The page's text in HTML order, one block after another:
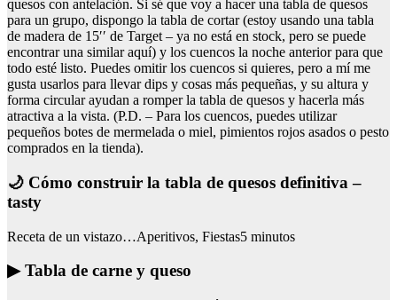
quesos con antelación. Si sé que voy a hacer una tabla de quesos
para un grupo, dispongo la tabla de cortar (estoy usando una tabla
de madera de 15′′ de Target – ya no está en stock, pero se puede
encontrar una similar aquí) y los cuencos la noche anterior para que
todo esté listo. Puedes omitir los cuencos si quieres, pero a mí me
gusta usarlos para llevar dips y cosas más pequeñas, y su altura y
forma circular ayudan a romper la tabla de quesos y hacerla más
atractiva a la vista. (P.D. – Para los cuencos, puedes utilizar
pequeños botes de mermelada o miel, pimientos rojos asados o pesto
comprados en la tienda).
🌙 Cómo construir la tabla de quesos definitiva –
tasty
Receta de un vistazo…Aperitivos, Fiestas5 minutos
▶ Tabla de carne y queso